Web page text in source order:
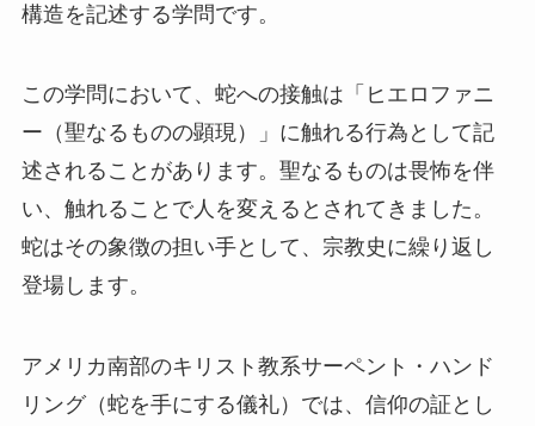
構造を記述する学問です。
この学問において、蛇への接触は「ヒエロファニ
ー（聖なるものの顕現）」に触れる行為として記
述されることがあります。聖なるものは畏怖を伴
い、触れることで人を変えるとされてきました。
蛇はその象徴の担い手として、宗教史に繰り返し
登場します。
アメリカ南部のキリスト教系サーペント・ハンド
リング（蛇を手にする儀礼）では、信仰の証とし